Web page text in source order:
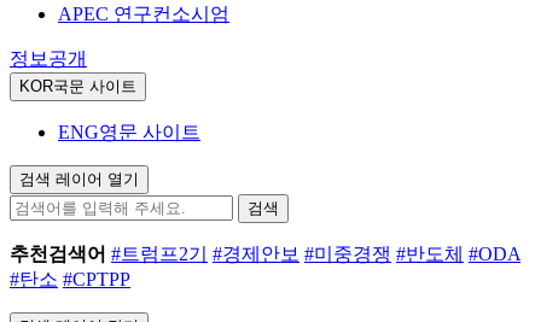
APEC 연구컨소시엄
정보공개
KOR국문 사이트
ENG영문 사이트
검색 레이어 열기
검색
추천검색어 #트럼프2기 #경제안보 #미중경쟁 #반도체 #ODA
#탄소 #CPTPP